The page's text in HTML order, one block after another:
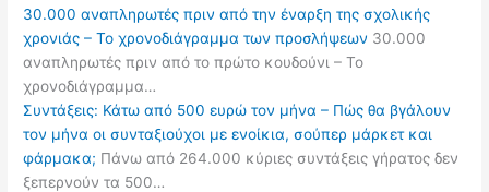
30.000 αναπληρωτές πριν από την έναρξη της σχολικής
χρονιάς – Το χρονοδιάγραμμα των προσλήψεων 30.000
αναπληρωτές πριν από το πρώτο κουδούνι – Το
χρονοδιάγραμμα…
Συντάξεις: Κάτω από 500 ευρώ τον μήνα – Πώς θα βγάλουν
τον μήνα οι συνταξιούχοι με ενοίκια, σούπερ μάρκετ και
φάρμακα; Πάνω από 264.000 κύριες συντάξεις γήρατος δεν
ξεπερνούν τα 500…